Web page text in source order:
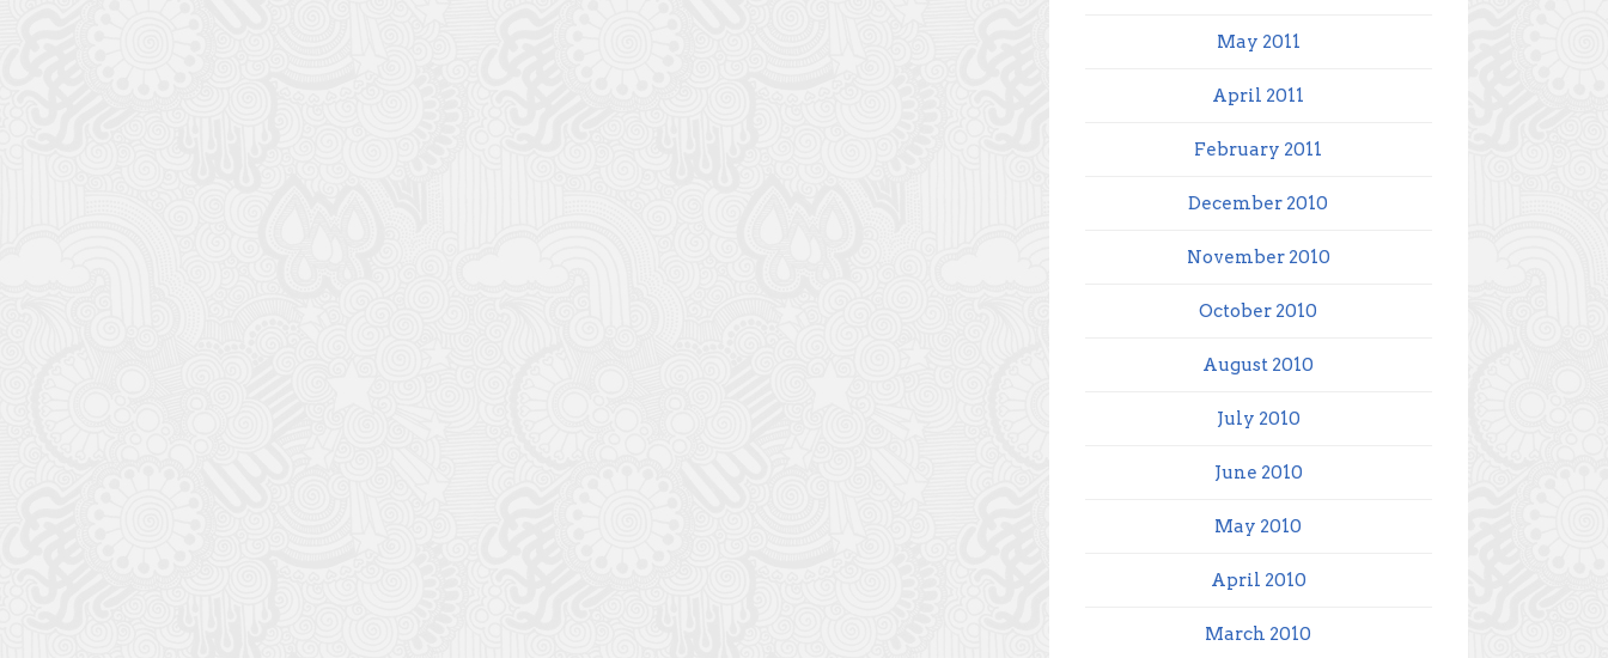
May 2011
April 2011
February 2011
December 2010
November 2010
October 2010
August 2010
July 2010
June 2010
May 2010
April 2010
March 2010